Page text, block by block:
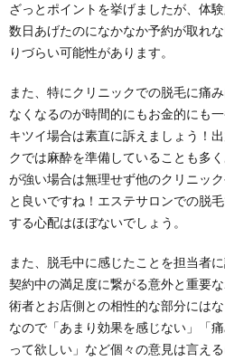
2.2.1.
men’s
esthetic
福岡
でお
めの
医療
脱毛
3.1.
おすす
めした
い医療
脱毛ク
リニッ
ざっとポイントを挙げましたが、体
数日あげたのになかなか予約が取れ
りづらい可能性があります。
また、特にクリニックでの脱毛に痛
なくなるのが時間的にもお金的にも
キツイ場合は素直に訴えましょう！
クでは麻酔を準備していることも多
が強い場合は無理せず他のクリニッ
と良いですね！エステサロンでの脱
する心配はほぼないでしょう。
また、脱毛中に感じたことを担当者
契約中の満足度に繋がる意外と重要
術者とお店側との相性的な部分には
なので「あまり効果を感じない」「
って欲しい」など個々の意見は言え